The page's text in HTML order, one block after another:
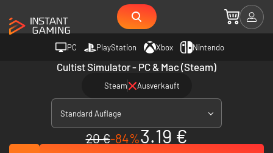
PC PlayStation Xbox Nintendo
Cultist Simulator - PC & Mac (Steam)
Steam Ausverkauft
Standard Auflage
20 €-84%3.19 €